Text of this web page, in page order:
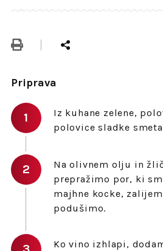
Priprava
Iz kuhane zelene,
polovice sladke
Na olivnem olju in
prepražimo por, ki
majhne kocke,
podušimo.
Ko vino izhlapi,